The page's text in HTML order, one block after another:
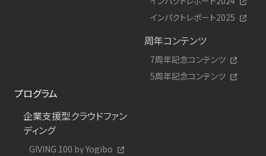
インパクトレポート2025
周年コンテンツ
7周年記念コンテンツ
5周年記念コンテンツ
プログラム
企業支援型クラウドファン
ディング
GIVING 100 by Yogibo